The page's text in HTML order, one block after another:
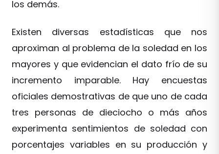
los demás.
Existen diversas estadísticas que nos
aproximan al problema de la soledad en los
mayores y que evidencian el dato frío de su
incremento imparable. Hay encuestas
oficiales demostrativas de que uno de cada
tres personas de dieciocho o más años
experimenta sentimientos de soledad con
porcentajes variables en su producción y